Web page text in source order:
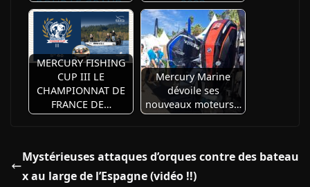
MERCURY FISHING
CUP III LE
CHAMPIONNAT DE
FRANCE DE…
Mercury Marine
dévoile ses
nouveaux moteurs…
Mystérieuses attaques d’orques contre des bateau
x au large de l’Espagne (vidéo !!)